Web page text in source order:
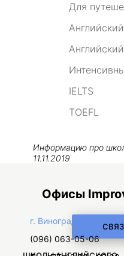
Для
IELTS
TOEFL
Информацию про
11.11.2019
Офисы
г. Виноградов, ул.
(096) 063-05-06